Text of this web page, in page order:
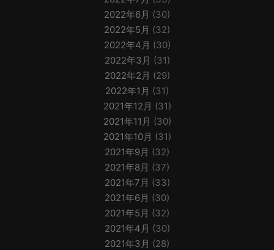
2022年6月 (30)
2022年5月 (32)
2022年4月 (30)
2022年3月 (31)
2022年2月 (29)
2022年1月 (31)
2021年12月 (31)
2021年11月 (30)
2021年10月 (31)
2021年9月 (32)
2021年8月 (37)
2021年7月 (33)
2021年6月 (30)
2021年5月 (32)
2021年4月 (30)
2021年3月 (28)